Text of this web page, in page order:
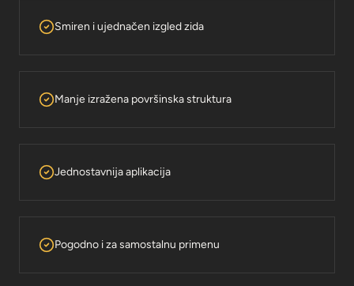
Smiren i ujednačen izgled zida
Manje izražena površinska struktura
Jednostavnija aplikacija
Pogodno i za samostalnu primenu